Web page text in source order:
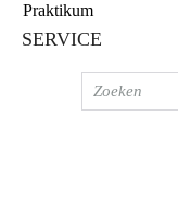
Praktikum
SERVICE